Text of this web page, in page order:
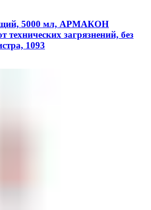
5000 мл, АРМАКОН
загрязнений, без
1093